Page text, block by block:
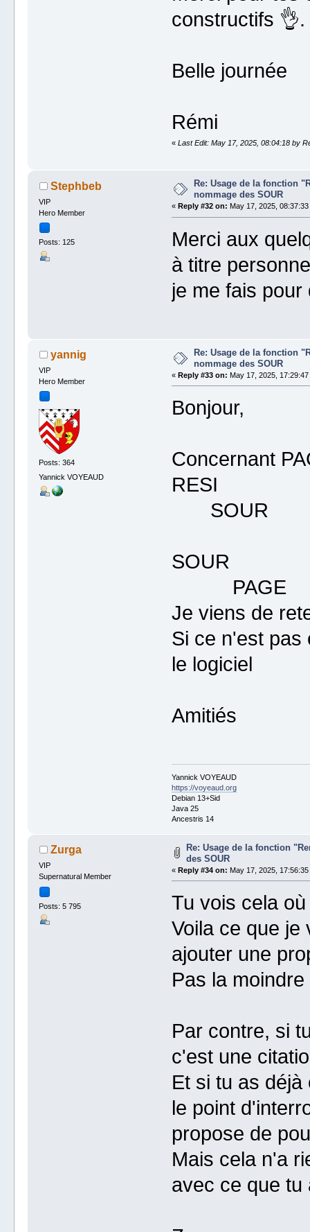
constructifs 👌.
Belle journée
Rémi
« Last Edit: May 17, 2025, 08:04:18 by
Stephbeb
VIP
Hero Member
Posts: 125
Re: Usage de la fonction
nommage des SOUR
« Reply #32 on: May 17, 2025, 08:37:33
Merci aux
à titre
je me fais
yannig
VIP
Hero Member
Posts: 364
Yannick VOYEAUD
Re: Usage de la fonction
nommage des SOUR
« Reply #33 on: May 17, 2025, 17:29:47
Bonjour,
Concernant
RESI
SOUR
SOUR
PAGE
Je viens de
Si ce n'est pas
le logiciel
Amitiés
Yannick VOYEAUD
https://voyeaud.org
Debian 13+Sid
Java 25
Ancestris 14
Zurga
VIP
Supernatural Member
Posts: 5 795
Re: Usage de la fonction
des SOUR
« Reply #34 on: May 17, 2025, 17:56:35
Tu vois cela où
Voila ce que je
ajouter une
Pas la moindre
Par contre, si
c'est une
Et si tu as
le point
propose de
Mais cela n'a
avec ce que tu